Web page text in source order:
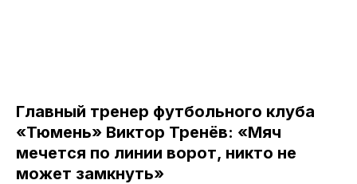
Главный тренер футбольного клуба
«Тюмень» Виктор Тренёв: «Мяч
мечется по линии ворот, никто не
может замкнуть»